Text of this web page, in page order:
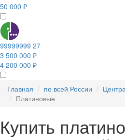
50 000 ₽
99999999 27
3 500 000 ₽
4 200 000 ₽
Главная по всей России
Платиновые
Купить